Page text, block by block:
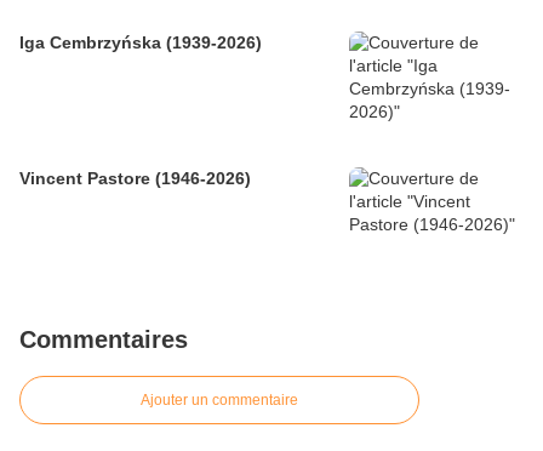
Iga Cembrzyńska (1939-2026)
Vincent Pastore (1946-2026)
Commentaires
Ajouter un commentaire